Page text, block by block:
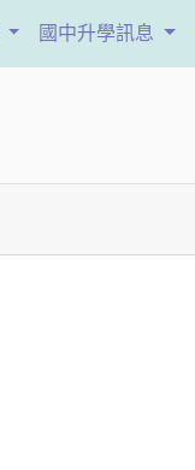
國中升學訊息